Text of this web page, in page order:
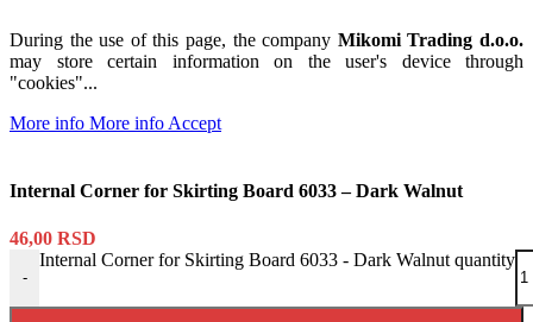
During the use of this page, the company Mikomi Trading d.o.o.
may store certain information on the user's device through
"cookies"...
More info More info Accept
Internal Corner for Skirting Board 6033 – Dark Walnut
46,00 RSD
-
Internal Corner for Skirting Board 6033 - Dark Walnut quantity